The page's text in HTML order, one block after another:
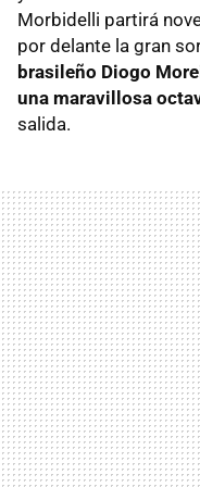
Morbidelli partirá
por delante la gran
brasileño Diogo
una maravillosa
salida.